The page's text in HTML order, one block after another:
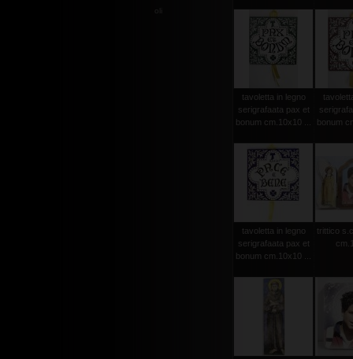
tavoletta in legno
serigrafaata pax et
bonum cm.10x10 ...
bonum
tavoletta in legno
serigrafaata pax et
bonum cm.10x10 ...
trittico